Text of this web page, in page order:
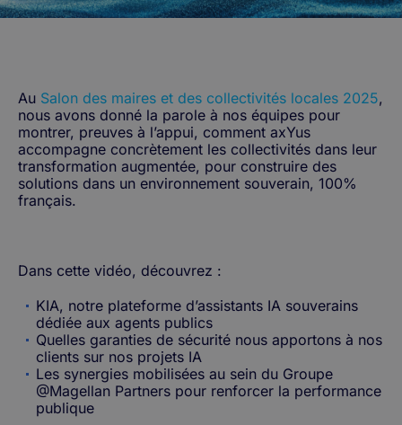
Au Salon des maires et des collectivités locales 2025,
nous avons donné la parole à nos équipes pour
montrer, preuves à l’appui, comment axYus
accompagne concrètement les collectivités dans leur
transformation augmentée, pour construire des
solutions dans un environnement souverain, 100%
français.
Dans cette vidéo, découvrez :
KIA, notre plateforme d’assistants IA souverains
dédiée aux agents publics
Quelles garanties de sécurité nous apportons à nos
clients sur nos projets IA
Les synergies mobilisées au sein du Groupe
@Magellan Partners pour renforcer la performance
publique